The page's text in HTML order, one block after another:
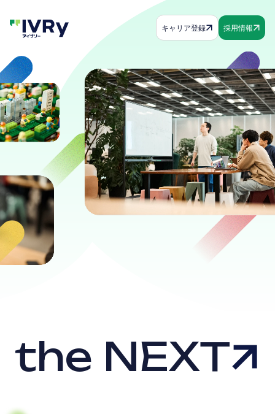
キャリア登録 採用情報
the NEXT